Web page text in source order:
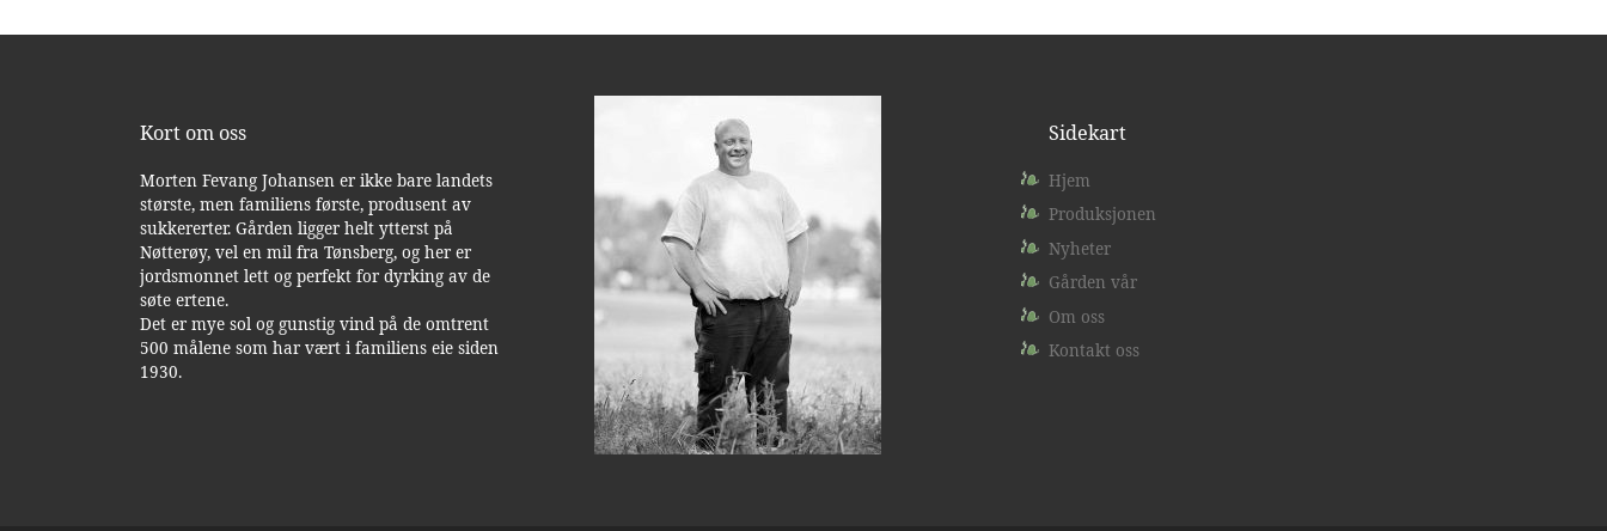
Kort om oss
Morten Fevang Johansen er ikke bare landets
største, men familiens første, produsent av
sukkererter. Gården ligger helt ytterst på
Nøtterøy, vel en mil fra Tønsberg, og her er
jordsmonnet lett og perfekt for dyrking av de
søte ertene.
Det er mye sol og gunstig vind på de omtrent
500 målene som har vært i familiens eie siden
1930.
Sidekart
Hjem
Produksjonen
Nyheter
Gården vår
Om oss
Kontakt oss